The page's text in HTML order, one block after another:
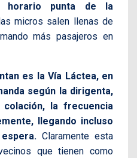
horario punta de la
micros salen llenas de
más pasajeros en
es la Vía Láctea, en
según la dirigenta,
la frecuencia
llegando incluso
Claramente esta
que tienen como